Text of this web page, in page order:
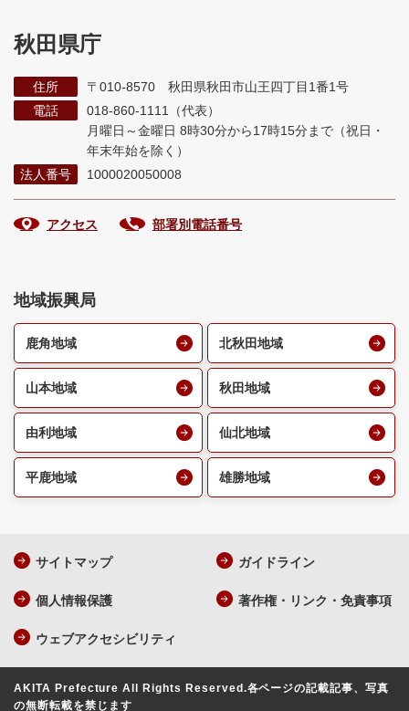
秋田県庁
住所
〒010-8570 秋田県秋田市山王四丁目1番1号
電話
018-860-1111（代表）
月曜日～金曜日 8時30分から17時15分まで （祝日・
年末年始を除く）
法人番号
1000020050008
アクセス 部署別電話番号
地域振興局
鹿角地域 北秋田地域
山本地域 秋田地域
由利地域 仙北地域
平鹿地域 雄勝地域
サイトマップ ガイドライン
個人情報保護 著作権・リンク・免責事項
ウェブアクセシビリティ
AKITA Prefecture All Rights Reserved.各ページの記載記事、写真
の無断転載を禁じます